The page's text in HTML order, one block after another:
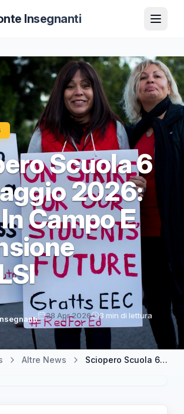
Insegnanti
Scuola 6
2026:
Campo E
28 Apr 2026 3 min di lettura
Altre News Sciopero Scuola 6 e 7 Maggio 2026: Sigle In Campo E Astensione INVALSI